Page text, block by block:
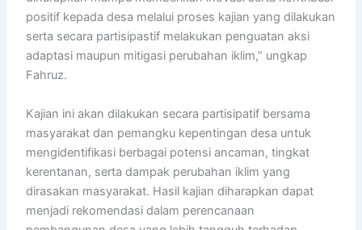
positif kepada desa melalui proses kajian yang dilakukan
serta secara partisipastif melakukan penguatan aksi
adaptasi maupun mitigasi perubahan iklim,” ungkap
Fahruz.
Kajian ini akan dilakukan secara partisipatif bersama
masyarakat dan pemangku kepentingan desa untuk
mengidentifikasi berbagai potensi ancaman, tingkat
kerentanan, serta dampak perubahan iklim yang
dirasakan masyarakat. Hasil kajian diharapkan dapat
menjadi rekomendasi dalam perencanaan